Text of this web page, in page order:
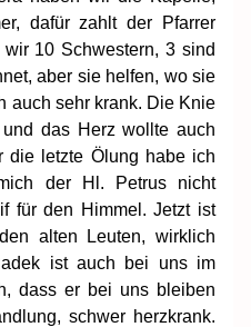
dafür zahlt der Pfarrer
10 Schwestern, 3 sind
aber sie helfen, wo sie
auch sehr krank. Die Knie
das Herz wollte auch
die letzte Ölung habe ich
der Hl. Petrus nicht
für den Himmel. Jetzt ist
alten Leuten, wirklich
ist auch bei uns im
dass er bei uns bleiben
schwer herzkrank.